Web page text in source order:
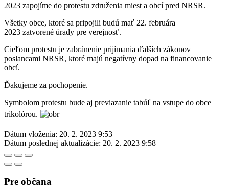
2023 zapojíme do protestu združenia miest a obcí pred NRSR.
Všetky obce, ktoré sa pripojili budú mať 22. februára
2023 zatvorené úrady pre verejnosť.
Cieľom protestu je zabránenie prijímania ďalších zákonov
poslancami NRSR, ktoré majú negatívny dopad na financovanie
obcí.
Ďakujeme za pochopenie.
Symbolom protestu bude aj previazanie tabúľ na vstupe do obce
trikolórou.
Dátum vloženia: 20. 2. 2023 9:53
Dátum poslednej aktualizácie: 20. 2. 2023 9:58
Pre občana